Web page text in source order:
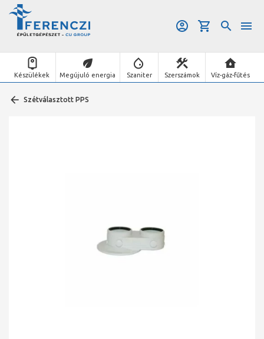
Készülékek Megújuló energia Szaniter Szerszámok Víz-gáz-fűtés
Szétválasztott PPS